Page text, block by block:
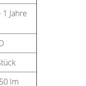
1 Jahre
lm